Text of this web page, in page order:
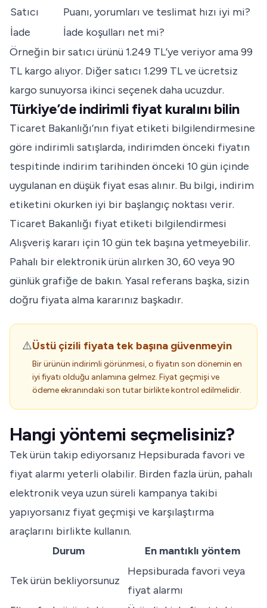
Satıcı
Puanı, yorumları ve teslimat hızı iyi mi?
İade
İade koşulları net mi?
Örneğin bir satıcı ürünü 1.249 TL’ye veriyor ama 99
TL kargo alıyor. Diğer satıcı 1.299 TL ve ücretsiz
kargo sunuyorsa ikinci seçenek daha ucuzdur.
Türkiye’de indirimli fiyat kuralını bilin
Ticaret Bakanlığı’nın fiyat etiketi bilgilendirmesine
göre indirimli satışlarda, indirimden önceki fiyatın
tespitinde indirim tarihinden önceki 10 gün içinde
uygulanan en düşük fiyat esas alınır. Bu bilgi, indirim
etiketini okurken iyi bir başlangıç noktası verir.
Ticaret Bakanlığı fiyat etiketi bilgilendirmesi
Alışveriş kararı için 10 gün tek başına yetmeyebilir.
Pahalı bir elektronik ürün alırken 30, 60 veya 90
günlük grafiğe de bakın. Yasal referans başka, sizin
doğru fiyata alma kararınız başkadır.
⚠️Üstü çizili fiyata tek başına güvenmeyin
Bir ürünün indirimli görünmesi, o fiyatın son dönemin en
iyi fiyatı olduğu anlamına gelmez. Fiyat geçmişi ve
ödeme ekranındaki son tutar birlikte kontrol edilmelidir.
Hangi yöntemi seçmelisiniz?
Tek ürün takip ediyorsanız Hepsiburada favori ve
fiyat alarmı yeterli olabilir. Birden fazla ürün, pahalı
elektronik veya uzun süreli kampanya takibi
yapıyorsanız fiyat geçmişi ve karşılaştırma
araçlarını birlikte kullanın.
Durum
En mantıklı yöntem
Tek ürün bekliyorsunuz
Hepsiburada favori veya
fiyat alarmı